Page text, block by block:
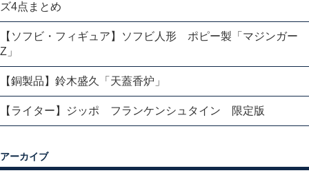
ズ4点まとめ
【ソフビ・フィギュア】ソフビ人形 ポピー製「マジンガー
Z」
【銅製品】鈴木盛久「天蓋香炉」
【ライター】ジッポ フランケンシュタイン 限定版
アーカイブ